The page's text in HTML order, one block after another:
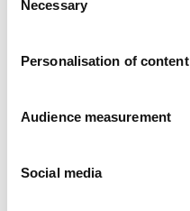
Selection
Necessary
Personalisation of content
Audience measurement
Social media